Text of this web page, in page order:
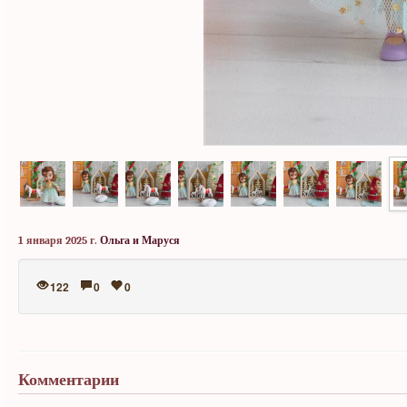
1 января 2025 г. Ольга и Маруся
122 0 0
Комментарии